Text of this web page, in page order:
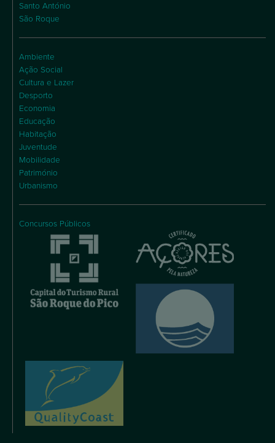
Santo António
São Roque
Ambiente
Ação Social
Cultura e Lazer
Desporto
Economia
Educação
Habitação
Juventude
Mobilidade
Património
Urbanismo
Concursos Públicos